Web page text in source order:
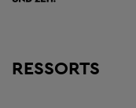
RESSORTS